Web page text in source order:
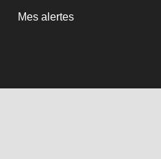
Mes alertes